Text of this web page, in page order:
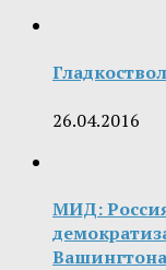
26.04.2016
МИД: